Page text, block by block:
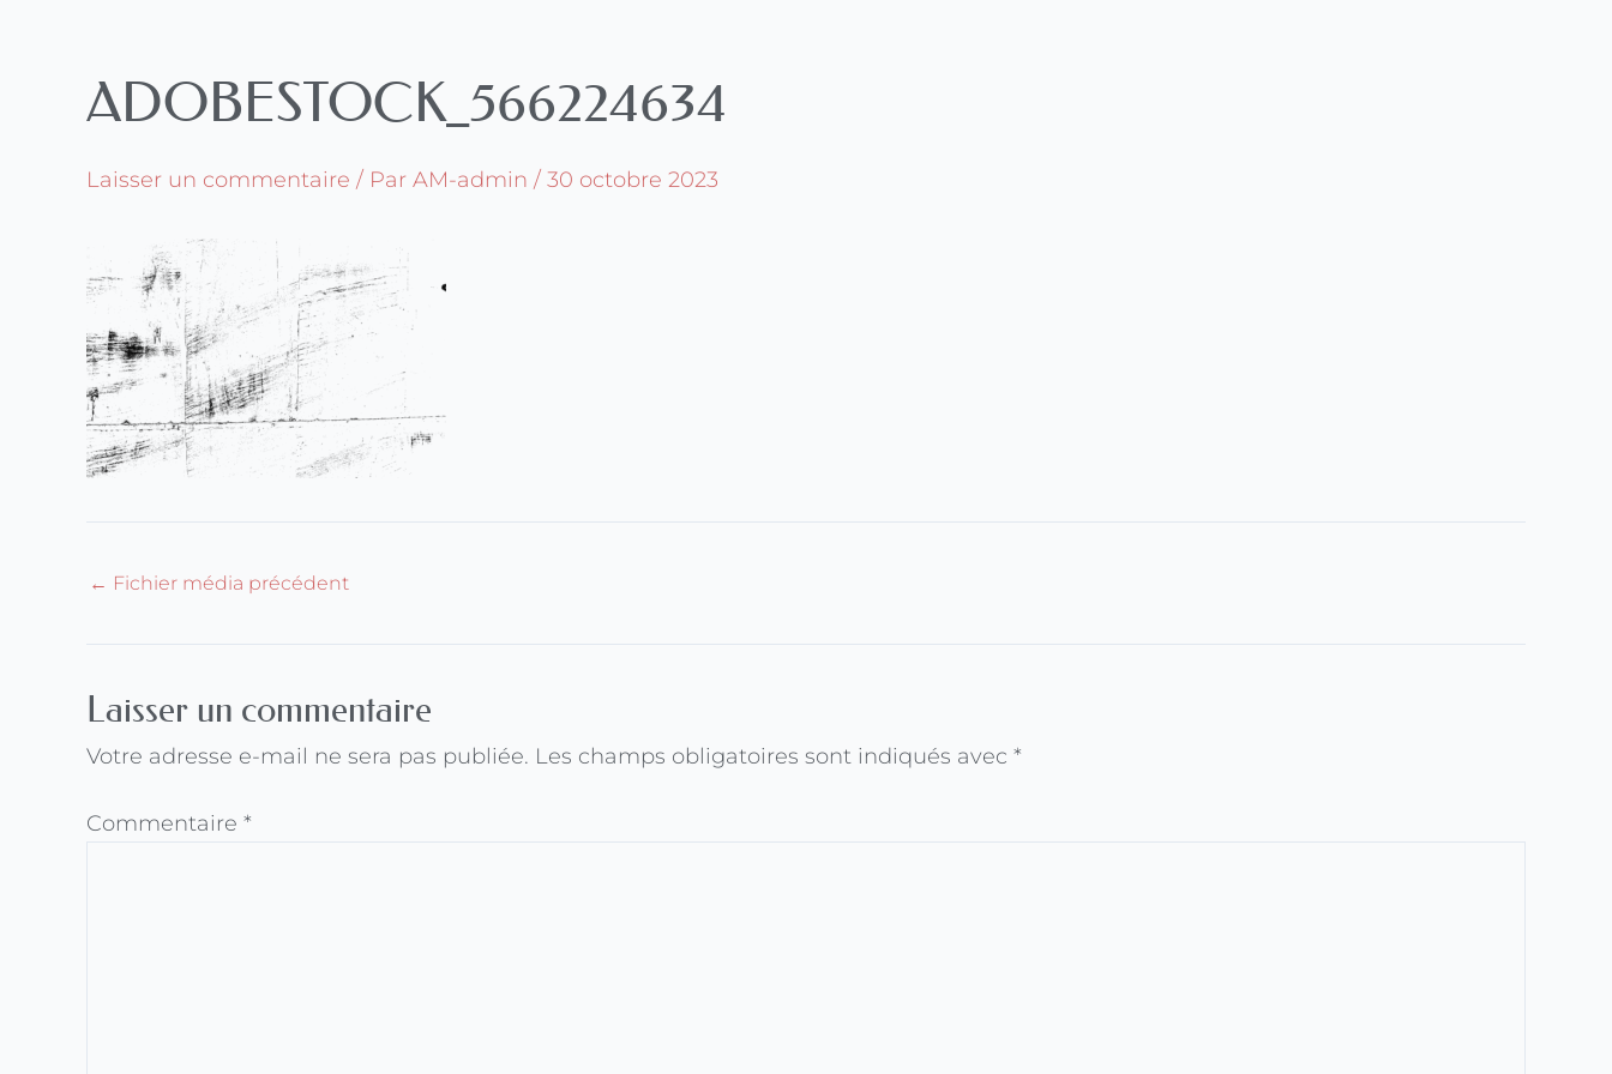
ADOBESTOCK_566224634
Laisser un commentaire / Par AM-admin / 30 octobre 2023
← Fichier média précédent
Laisser un commentaire
Votre adresse e-mail ne sera pas publiée. Les champs obligatoires sont indiqués avec *
Commentaire *